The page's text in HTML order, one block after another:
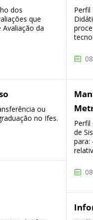
dos
que
da
ou
no Ifes.
Perfil
de
para: